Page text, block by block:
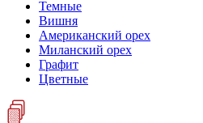
Темные
Вишня
Американский орех
Миланский орех
Графит
Цветные